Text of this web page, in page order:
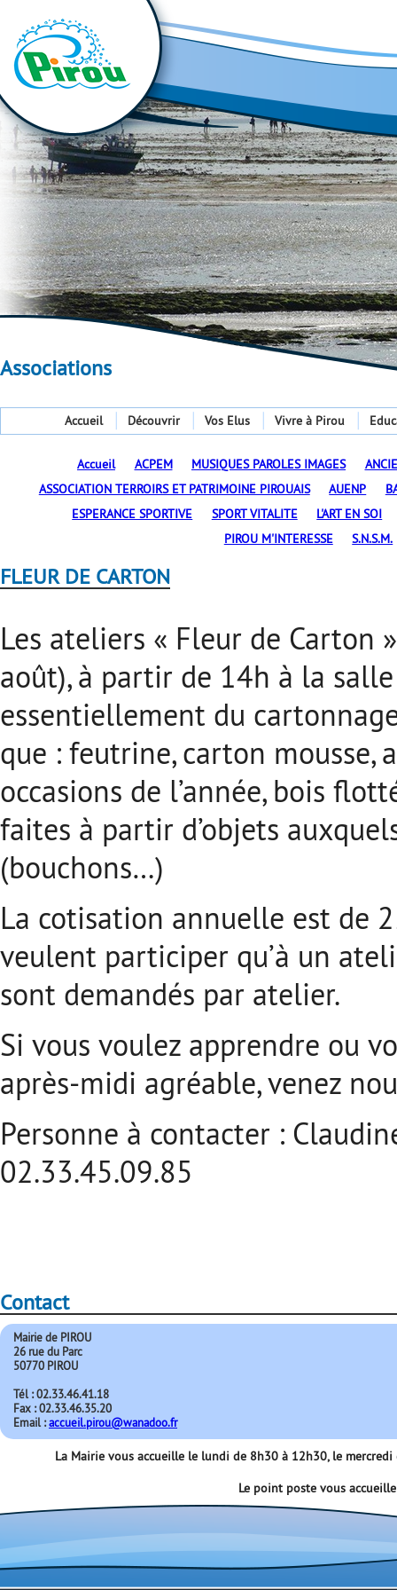
Accueil Découvrir Vos Elus Vivre à Pirou
Associations
Accueil ACPEM MUSIQUES PAROLES IMAGES
ASSOCIATION TERROIRS ET PATRIMOINE PIROUAIS
AUENP
ESPERANCE SPORTIVE
SPORT VITALITE
L'ART EN SOI
PIROU M'INTERESSE
S.N.S.M.
FLEUR DE CARTON
Les ateliers « Fleur de
août), à partir de 14h à la
essentiellement du
que : feutrine, carton
occasions de l’année, bois
faites à partir d’objets
(bouchons…)
La cotisation annuelle est de
veulent participer qu’à un
sont demandés par atelier.
Si vous voulez apprendre ou
après-midi agréable, venez
Personne à contacter :
02.33.45.09.85
Contact
Mairie de PIROU
26 rue du Parc
50770 PIROU
Tél : 02.33.46.41.18
Fax : 02.33.46.35.20
Email :accueil.pirou@wanadoo.fr
La Mairie vous accueille le lundi de 8h30 à 12h30, le
Le point poste vous